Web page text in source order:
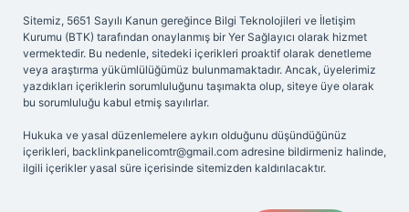
Sitemiz, 5651 Sayılı Kanun gereğince Bilgi Teknolojileri ve İletişim
Kurumu (BTK) tarafından onaylanmış bir Yer Sağlayıcı olarak hizmet
vermektedir. Bu nedenle, sitedeki içerikleri proaktif olarak denetleme
veya araştırma yükümlülüğümüz bulunmamaktadır. Ancak, üyelerimiz
yazdıkları içeriklerin sorumluluğunu taşımakta olup, siteye üye olarak
bu sorumluluğu kabul etmiş sayılırlar.
Hukuka ve yasal düzenlemelere aykırı olduğunu düşündüğünüz
içerikleri, backlinkpanelicomtr@gmail.com adresine bildirmeniz halinde,
ilgili içerikler yasal süre içerisinde sitemizden kaldırılacaktır.